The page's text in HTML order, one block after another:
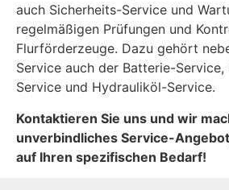
auch Sicherheits-Service und
regelmäßigen Prüfungen und
Flurförderzeuge. Dazu gehört
Service auch der Batterie-
Service und Hydrauliköl-Service.
Kontaktieren Sie uns und wir
unverbindliches Service-
auf Ihren spezifischen Bedarf!